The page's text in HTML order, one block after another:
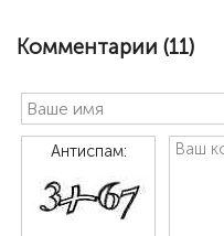
Комментарии (11)
Антиспам: